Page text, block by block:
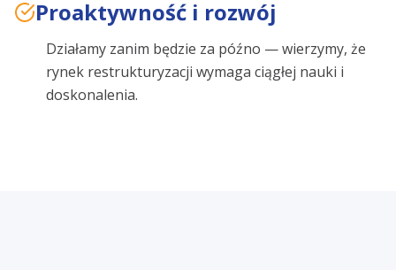
Proaktywność i rozwój
Działamy zanim będzie za późno — wierzymy, że
rynek restrukturyzacji wymaga ciągłej nauki i
doskonalenia.